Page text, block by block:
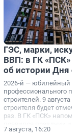
ГЭС, марки,
ВВП: в ГК «ПСК»
об истории Дня
2026-й — юбилейный
профессионального
строителей. 9 августа
строителя будет
раз. В ГК «ПСК»
поменялась роль
7 августа, 16:20